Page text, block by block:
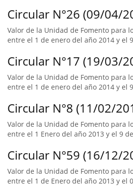
Circular N°26 (09/04/
Valor de la Unidad de Fomento para
entre el 1 de enero del año 2014 y el
Circular N°17 (19/03/
Valor de la Unidad de Fomento para
entre el 1 de enero del año 2014 y el
Circular N°8 (11/02/
Valor de la Unidad de Fomento para
entre el 1 Enero del año 2013 y el 9
Circular N°59 (16/12/
Valor de la Unidad de Fomento para
entre el 1 de Enero del año 2013 y el